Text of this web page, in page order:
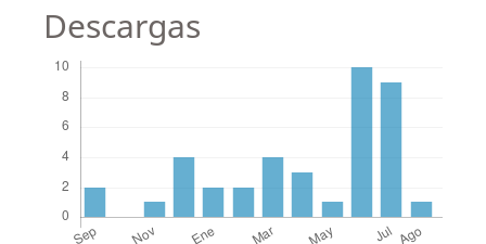
Descargas